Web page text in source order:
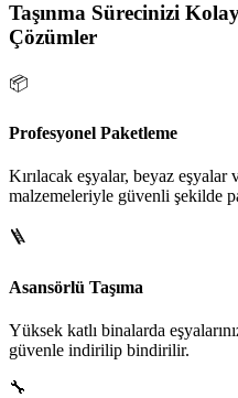
Taşınma Sürecinizi
Çözümler
📦
Profesyonel Paketleme
Kırılacak eşyalar, beyaz
malzemeleriyle güvenli şekilde
🪜
Asansörlü Taşıma
Yüksek katlı binalarda
güvenle indirilip bindirilir.
🔧